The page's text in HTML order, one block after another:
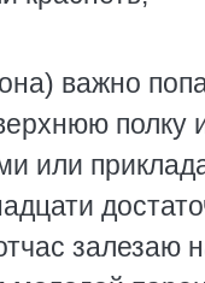
важно
полку
или
залезаю